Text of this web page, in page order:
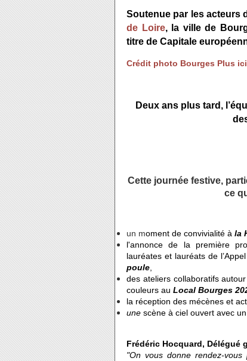
Soutenue par les acteurs
de Loire, la ville de
titre de Capitale
Crédit photo Bourges Plus ici
Deux ans plus tard,
Cette journée festive,
ce
un moment de convivialité à la
l'annonce de la première
lauréates et lauréats de
poule
des ateliers collaboratifs
couleurs au Local Bourges
la réception des mécènes et
une scène à ciel ouvert avec
Frédéric Hocquard, Délégué
"On vous donne rendez-